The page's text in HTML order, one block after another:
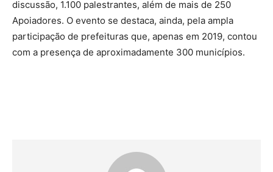
discussão, 1.100 palestrantes, além de mais de 250
Apoiadores. O evento se destaca, ainda, pela ampla
participação de prefeituras que, apenas em 2019, contou
com a presença de aproximadamente 300 municípios.